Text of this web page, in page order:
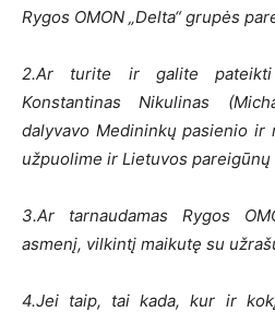
Rygos OMON „Delta“ grupės
2.Ar turite ir galite
Konstantinas Nikulinas
dalyvavo Medininkų pasienio
užpuolime ir Lietuvos pareigūnų
3.Ar tarnaudamas Rygos
asmenį, vilkintį maikutę su
4.Jei taip, tai kada, kur ir